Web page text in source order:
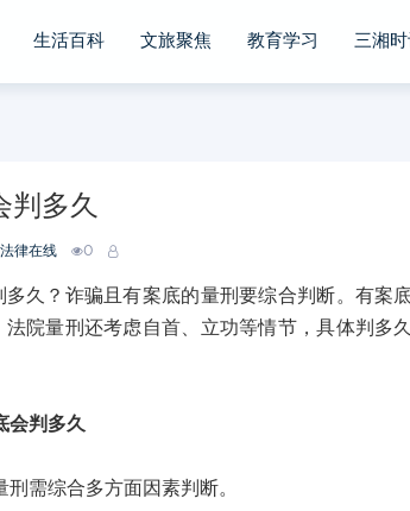
生活百科 文旅聚焦 教育学习 三湘
判多久
法律在线 0
？诈骗且有案底的量刑要综合判断。有案
院量刑还考虑自首、立功等情节，具体判多
会判多久
综合多方面因素判断。